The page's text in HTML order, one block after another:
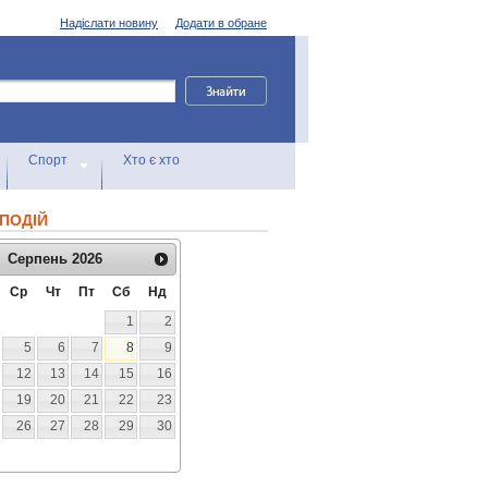
Додати в обране
Надіслати новину
Спорт Хто є хто
Серпень 2026
Ср Чт Пт Сб
Нд
1
2
5 6 7 8
9
12 13 14 15
16
19 20 21 22
23
26 27 28 29
30